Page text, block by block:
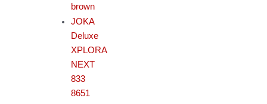
brown
JOKA
Deluxe
XPLORA
NEXT
833
8651